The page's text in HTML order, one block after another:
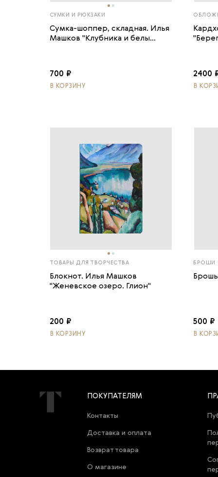
СУМКИ И РЮКЗАКИ
Сумка-шоппер, складная. Илья
Машков "Клубника и белы...
700 ₽
В КОРЗИНУ
2400
В
ТОВАРЫ ДЛЯ ТВОРЧЕСТВА
Блокнот. Илья Машков
"Женевское озеро. Глион"
200 ₽
В КОРЗИНУ
БРОШИ
500 ₽
В
ПОКУПАТЕЛЯМ
Контакты
Доставка и оплата
Возврат товара
О магазине